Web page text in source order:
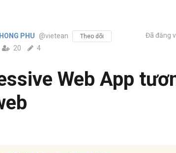
PHU @vietean Theo dõi
20 4
Đã đăng
Web App